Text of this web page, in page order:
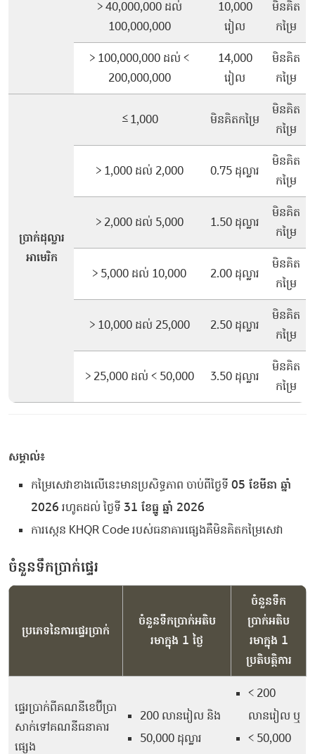
> 40,000,000 ដល់
100,000,000
10,000
រៀល
មិនគិត
កម្រៃ
> 100,000,000 ដល់ <
200,000,000
14,000
រៀល
មិនគិត
កម្រៃ
ប្រាក់ដុល្លារ
អាមេរិក
≤1,000 មិនគិតកម្រៃ
មិនគិត
កម្រៃ
> 1,000 ដល់ 2,000 0.75 ដុល្លារ
មិនគិត
កម្រៃ
> 2,000 ដល់ 5,000 1.50 ដុល្លារ
មិនគិត
កម្រៃ
> 5,000 ដល់ 10,000 2.00 ដុល្លារ
មិនគិត
កម្រៃ
> 10,000 ដល់ 25,000 2.50 ដុល្លារ
មិនគិត
កម្រៃ
> 25,000 ដល់ < 50,000 3.50 ដុល្លារ
មិនគិត
កម្រៃ
សម្គាល់៖
កម្រៃសេវាខាងលើនេះមានប្រសិទ្ធភាព ចាប់ពីថ្ងៃទី 05 ខែមីនា ឆ្នាំ
2026 រហូតដល់ ថ្ងៃទី 31 ខែធ្នូ ឆ្នាំ 2026
ការស្កេន KHQR Code របស់ធនាគារផ្សេងគឺមិនគិតកម្រៃសេវា
ចំនួនទឹកប្រាក់ផ្ទេរ
ប្រភេទនៃការផ្ទេរប្រាក់
ចំនួនទឹកប្រាក់អតិប
រមាក្នុង 1 ថ្ងៃ
ចំនួនទឹក
ប្រាក់អតិប
រមាក្នុង 1
ប្រតិបត្តិការ
ផ្ទេរប្រាក់ពីគណនីខេប៊ីប្រា
សាក់ទៅគណនីធនាគារ
ផ្សេង
200 លានរៀល និង
50,000 ដុល្លារ
< 200
លានរៀល ឬ
< 50,000